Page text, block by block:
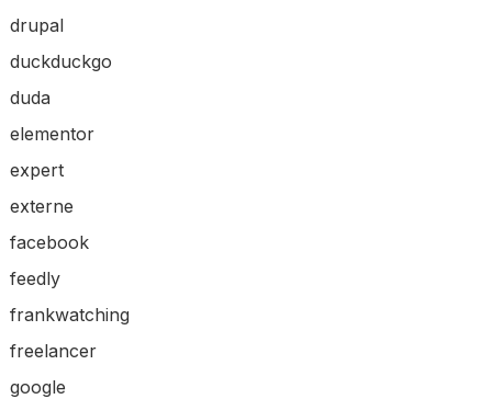
drupal
duckduckgo
duda
elementor
expert
externe
facebook
feedly
frankwatching
freelancer
google